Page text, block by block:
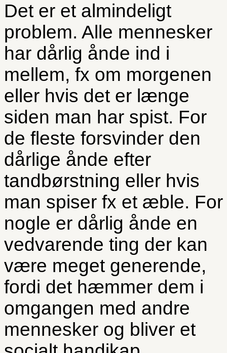
Det er et almindeligt
problem. Alle mennesker
har dårlig ånde ind i
mellem, fx om morgenen
eller hvis det er længe
siden man har spist. For
de fleste forsvinder den
dårlige ånde efter
tandbørstning eller hvis
man spiser fx et æble. For
nogle er dårlig ånde en
vedvarende ting der kan
være meget generende,
fordi det hæmmer dem i
omgangen med andre
mennesker og bliver et